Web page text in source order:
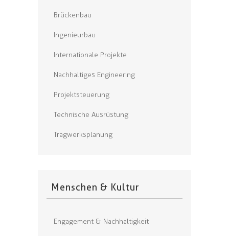
Brückenbau
Ingenieurbau
Internationale Projekte
Nachhaltiges Engineering
Projektsteuerung
Technische Ausrüstung
Tragwerksplanung
Menschen & Kultur
Engagement & Nachhaltigkeit